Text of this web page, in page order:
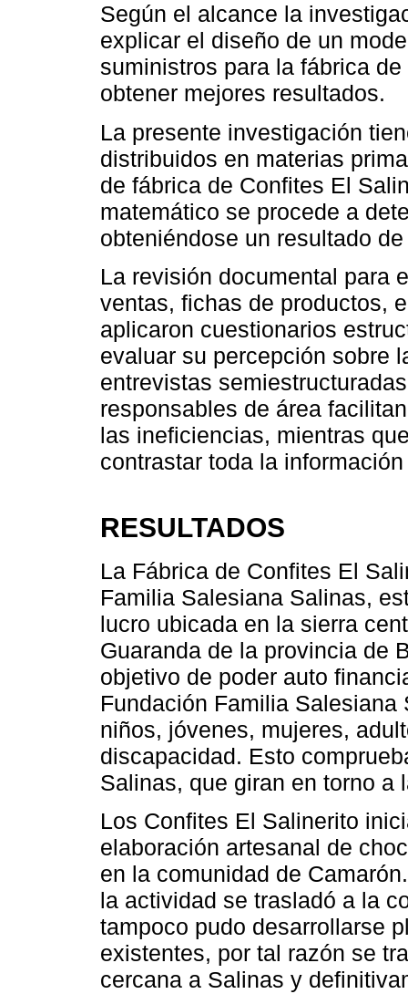
Según el alcance la
explicar el diseño de un
suministros para la fábrica
obtener mejores resultados.
La presente investigación
distribuidos en materias
de fábrica de Confites El
matemático se procede a
obteniéndose un resultado
La revisión documental para
ventas, fichas de productos,
aplicaron cuestionarios
evaluar su percepción sobre
entrevistas
responsables de área
las ineficiencias, mientras
contrastar toda la
RESULTADOS
La Fábrica de Confites El
Familia Salesiana Salinas,
lucro ubicada en la sierra
Guaranda de la provincia de
objetivo de poder auto
Fundación Familia
niños, jóvenes, mujeres,
discapacidad. Esto
Salinas, que giran en torno a
Los Confites El Salinerito
elaboración artesanal de
en la comunidad de
la actividad se trasladó a la
tampoco pudo desarrollarse
existentes, por tal razón se
cercana a Salinas y